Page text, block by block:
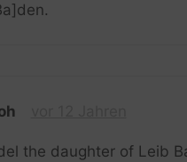
the daughter of Leib